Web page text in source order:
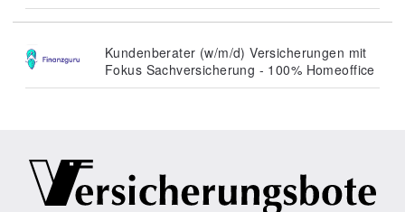
Kundenberater (w/m/d) Versicherungen mit
Fokus Sachversicherung - 100% Homeoffice